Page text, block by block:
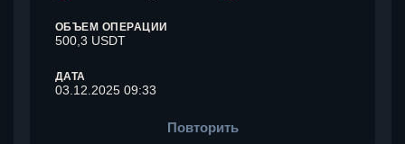
ОБЪЕМ ОПЕРАЦИИ
500,3 USDT
ДАТА
03.12.2025 09:33
Повторить